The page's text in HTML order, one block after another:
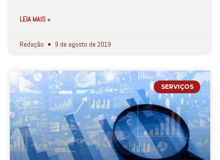
LEIA MAIS »
Redação 9 de agosto de 2019
SERVIÇOS